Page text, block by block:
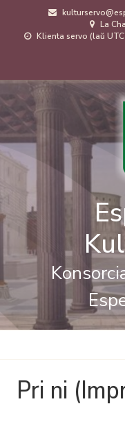
La
Klienta servo (laŭ
de
uzanto
Pri ni